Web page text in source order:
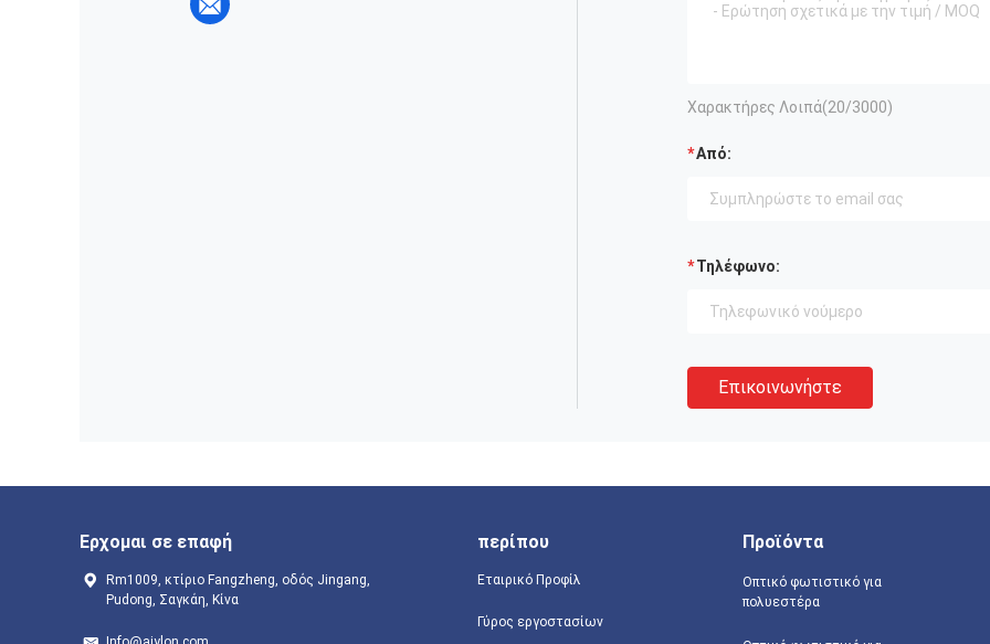
Χαρακτήρες Λοιπά(20/3000)
Από:
Τηλέφωνο:
Επικοινωνήστε
Ερχομαι σε επαφή
Rm1009, κτίριο Fangzheng, οδός Jingang,
Pudong, Σαγκάη, Κίνα
περίπου
Εταιρικό Προφίλ
Γύρος εργοστασίων
Προϊόντα
Οπτικό φωτιστικό για
πολυεστέρα